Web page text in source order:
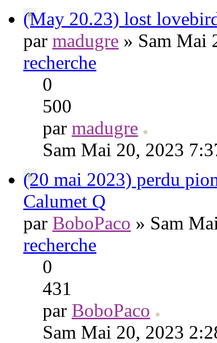
(May 20.23) lost
par madugre » Sam Mai
recherche
0
500
par madugre
Sam Mai 20, 2023
(20 mai 2023) perdu
Calumet Q
par BoboPaco » Sam
recherche
0
431
par BoboPaco
Sam Mai 20, 2023